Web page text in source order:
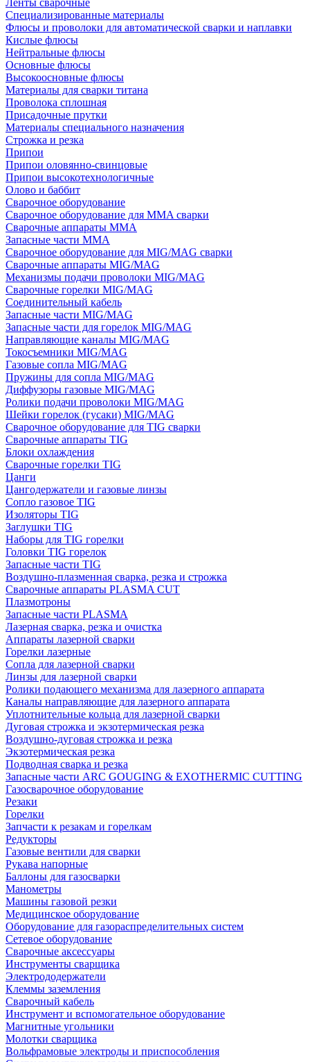
Ленты сварочные
Специализированные материалы
Флюсы и проволоки для автоматической сварки и наплавки
Кислые флюсы
Нейтральные флюсы
Основные флюсы
Высокоосновные флюсы
Материалы для сварки титана
Проволока сплошная
Присадочные прутки
Материалы специального назначения
Строжка и резка
Припои
Припои оловянно-свинцовые
Припои высокотехнологичные
Олово и баббит
Сварочное оборудование
Сварочное оборудование для MMA сварки
Сварочные аппараты MMA
Запасные части MMA
Сварочное оборудование для MIG/MAG сварки
Сварочные аппараты MIG/MAG
Механизмы подачи проволоки MIG/MAG
Сварочные горелки MIG/MAG
Соединительный кабель
Запасные части MIG/MAG
Запасные части для горелок MIG/MAG
Направляющие каналы MIG/MAG
Токосъемники MIG/MAG
Газовые сопла MIG/MAG
Пружины для сопла MIG/MAG
Диффузоры газовые MIG/MAG
Ролики подачи проволоки MIG/MAG
Шейки горелок (гусаки) MIG/MAG
Сварочное оборудование для TIG сварки
Сварочные аппараты TIG
Блоки охлаждения
Сварочные горелки TIG
Цанги
Цангодержатели и газовые линзы
Сопло газовое TIG
Изоляторы TIG
Заглушки TIG
Наборы для TIG горелки
Головки TIG горелок
Запасные части TIG
Воздушно-плазменная сварка, резка и строжка
Сварочные аппараты PLASMA CUT
Плазмотроны
Запасные части PLASMA
Лазерная сварка, резка и очистка
Аппараты лазерной сварки
Горелки лазерные
Сопла для лазерной сварки
Линзы для лазерной сварки
Ролики подающего механизма для лазерного аппарата
Каналы направляющие для лазерного аппарата
Уплотнительные кольца для лазерной сварки
Дуговая строжка и экзотермическая резка
Воздушно-дуговая строжка и резка
Экзотермическая резка
Подводная сварка и резка
Запасные части ARC GOUGING & EXOTHERMIC CUTTING
Газосварочное оборудование
Резаки
Горелки
Запчасти к резакам и горелкам
Редукторы
Газовые вентили для сварки
Рукава напорные
Баллоны для газосварки
Манометры
Машины газовой резки
Медицинское оборудование
Оборудование для газораспределительных систем
Сетевое оборудование
Сварочные аксессуары
Инструменты сварщика
Электрододержатели
Клеммы заземления
Сварочный кабель
Инструмент и вспомогательное оборудование
Магнитные угольники
Молотки сварщика
Вольфрамовые электроды и приспособления